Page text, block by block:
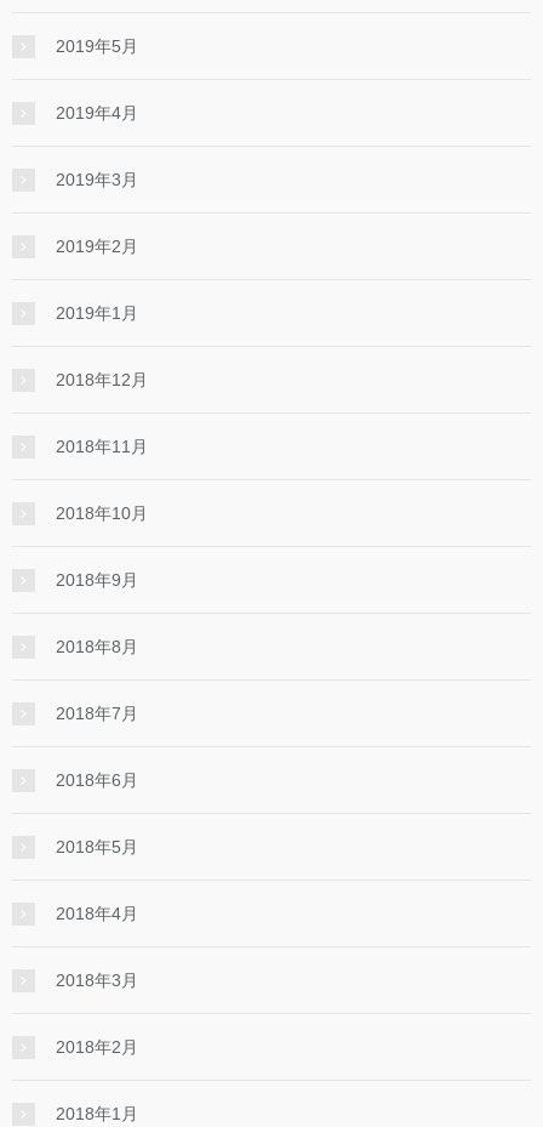
2019年5月
2019年4月
2019年3月
2019年2月
2019年1月
2018年12月
2018年11月
2018年10月
2018年9月
2018年8月
2018年7月
2018年6月
2018年5月
2018年4月
2018年3月
2018年2月
2018年1月